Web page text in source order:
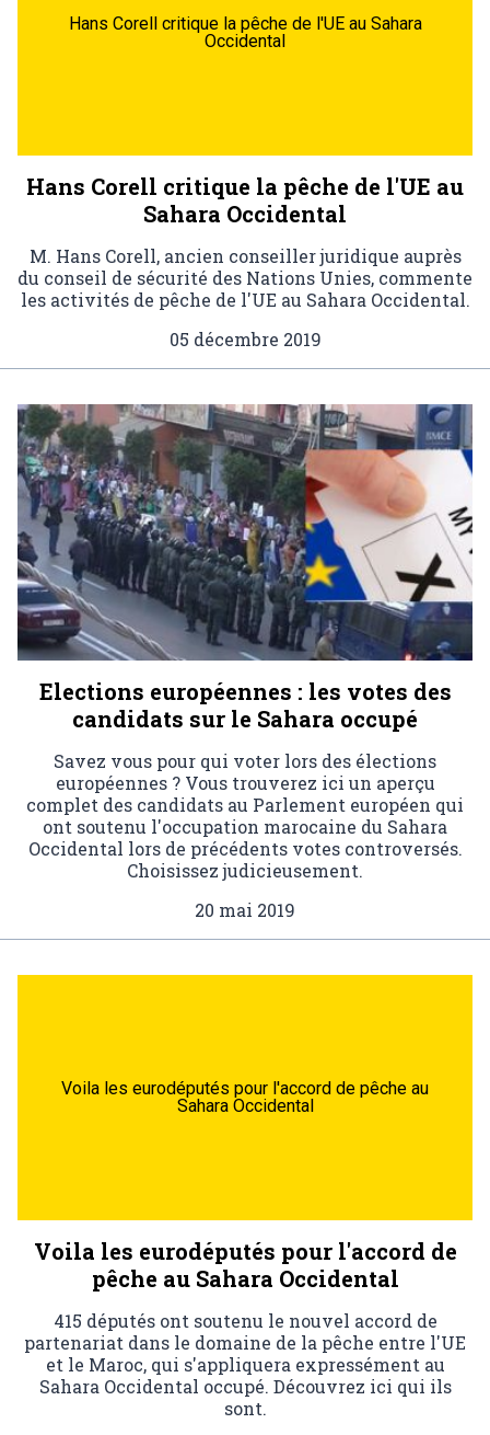
Hans Corell critique la pêche de l'UE au Sahara
Occidental
Hans Corell critique la pêche de l'UE au
Sahara Occidental
M. Hans Corell, ancien conseiller juridique auprès
du conseil de sécurité des Nations Unies, commente
les activités de pêche de l'UE au Sahara Occidental.
05 décembre 2019
Elections européennes : les votes des
candidats sur le Sahara occupé
Savez vous pour qui voter lors des élections
européennes ? Vous trouverez ici un aperçu
complet des candidats au Parlement européen qui
ont soutenu l'occupation marocaine du Sahara
Occidental lors de précédents votes controversés.
Choisissez judicieusement.
20 mai 2019
Voila les eurodéputés pour l'accord de pêche au
Sahara Occidental
Voila les eurodéputés pour l'accord de
pêche au Sahara Occidental
415 députés ont soutenu le nouvel accord de
partenariat dans le domaine de la pêche entre l'UE
et le Maroc, qui s'appliquera expressément au
Sahara Occidental occupé. Découvrez ici qui ils
sont.